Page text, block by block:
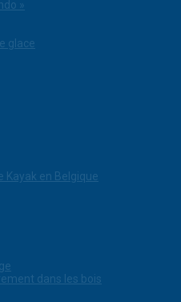
»
glace
Kayak en Belgique
dans les bois